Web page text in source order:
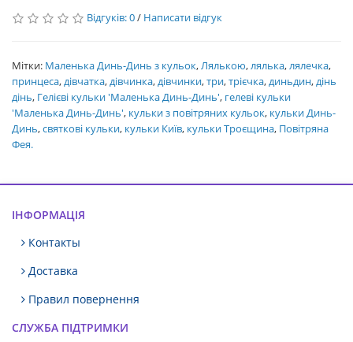
Відгуків: 0/ Написати відгук
Мітки: Маленька Динь-Динь з кульок,Лялькою,лялька,лялечка,
принцеса,дівчатка,дівчинка,дівчинки,три,трієчка,диньдин,дінь
дінь, Гелієві кульки 'Маленька Динь-Динь', гелеві кульки
'Маленька Динь-Динь', кульки з повітряних кульок, кульки Динь-
Динь,святкові кульки, кульки Київ, кульки Троєщина, Повітряна
Фея.
ІНФОРМАЦІЯ
Контакты
Доставка
Правил повернення
СЛУЖБА ПІДТРИМКИ